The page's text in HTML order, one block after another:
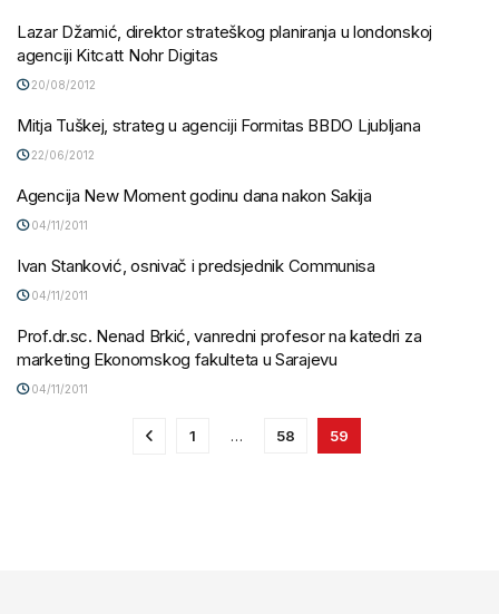
Lazar Džamić, direktor strateškog planiranja u londonskoj
agenciji Kitcatt Nohr Digitas
20/08/2012
Mitja Tuškej, strateg u agenciji Formitas BBDO Ljubljana
22/06/2012
Agencija New Moment godinu dana nakon Sakija
04/11/2011
Ivan Stanković, osnivač i predsjednik Communisa
04/11/2011
Prof.dr.sc. Nenad Brkić, vanredni profesor na katedri za
marketing Ekonomskog fakulteta u Sarajevu
04/11/2011
1 … 58 59